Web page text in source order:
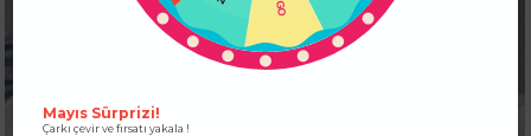
Mayıs Sürprizi!
Çarkı çevir ve fırsatı yakala !